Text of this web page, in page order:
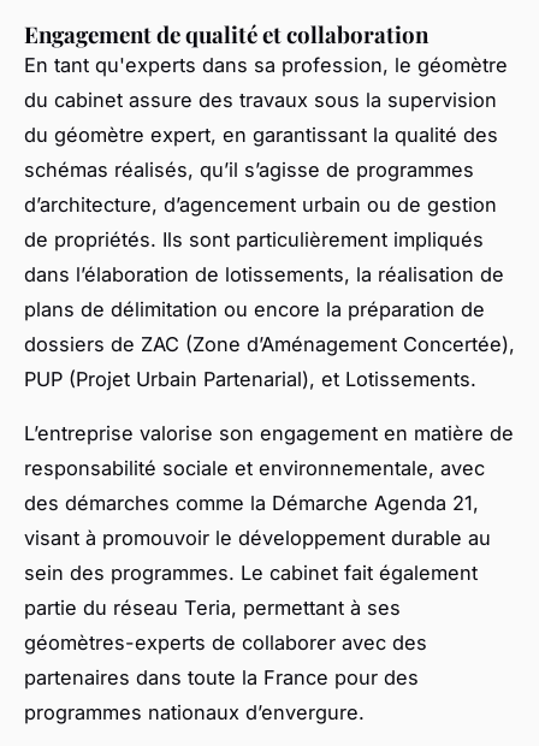
Engagement de qualité et collaboration
En tant qu'experts dans sa profession, le géomètre
du cabinet assure des travaux sous la supervision
du géomètre expert, en garantissant la qualité des
schémas réalisés, qu’il s’agisse de programmes
d’architecture, d’agencement urbain ou de gestion
de propriétés. Ils sont particulièrement impliqués
dans l’élaboration de lotissements, la réalisation de
plans de délimitation ou encore la préparation de
dossiers de ZAC (Zone d’Aménagement Concertée),
PUP (Projet Urbain Partenarial), et Lotissements.
L’entreprise valorise son engagement en matière de
responsabilité sociale et environnementale, avec
des démarches comme la Démarche Agenda 21,
visant à promouvoir le développement durable au
sein des programmes. Le cabinet fait également
partie du réseau Teria, permettant à ses
géomètres-experts de collaborer avec des
partenaires dans toute la France pour des
programmes nationaux d’envergure.